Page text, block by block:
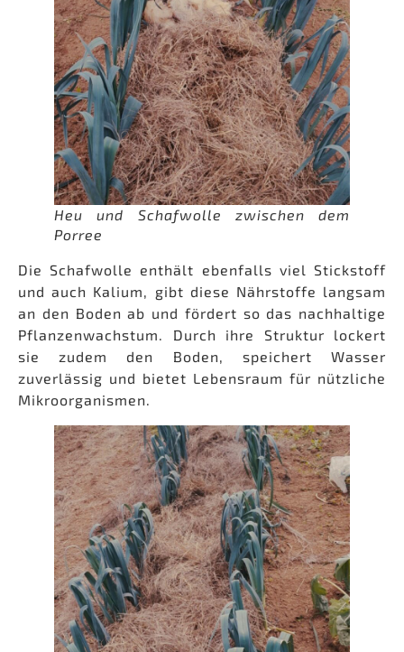
Heu und Schafwolle zwischen dem
Porree
Die Schafwolle enthält ebenfalls viel Stickstoff
und auch Kalium, gibt diese Nährstoffe langsam
an den Boden ab und fördert so das nachhaltige
Pflanzenwachstum. Durch ihre Struktur lockert
sie zudem den Boden, speichert Wasser
zuverlässig und bietet Lebensraum für nützliche
Mikroorganismen.